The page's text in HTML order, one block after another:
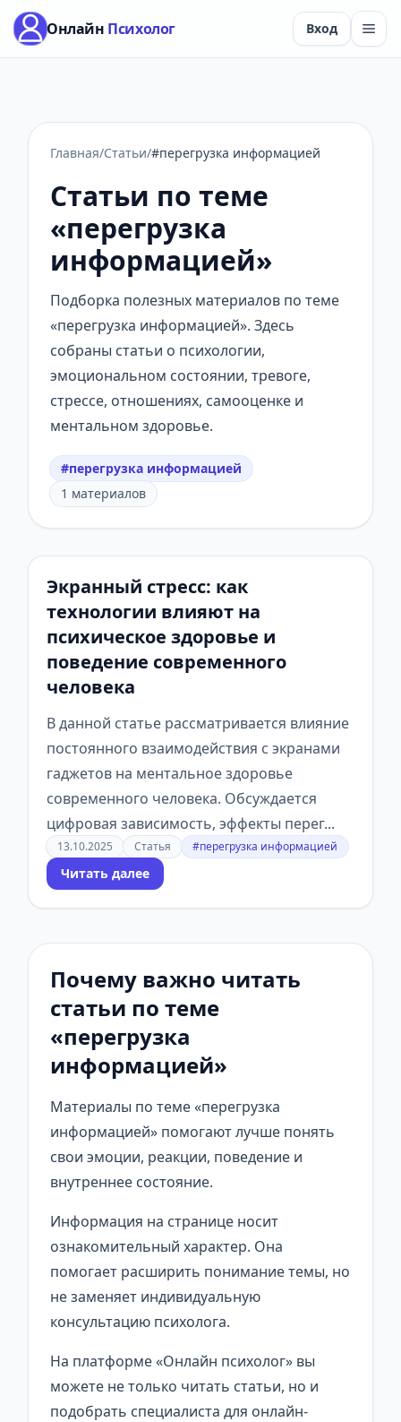
Онлайн Психолог Вход
Главная/Статьи/#перегрузка информацией
Статьи по теме
«перегрузка
информацией»
Подборка полезных материалов по теме
«перегрузка информацией». Здесь
собраны статьи о психологии,
эмоциональном состоянии, тревоге,
стрессе, отношениях, самооценке и
ментальном здоровье.
#перегрузка информацией
1 материалов
Экранный стресс: как
технологии влияют на
психическое здоровье и
поведение современного
человека
В данной статье рассматривается влияние
постоянного взаимодействия с экранами
гаджетов на ментальное здоровье
современного человека. Обсуждается
цифровая зависимость, эффекты перег...
13.10.2025 Статья #перегрузка информацией
Читать далее
Почему важно читать
статьи по теме
«перегрузка
информацией»
Материалы по теме «перегрузка
информацией» помогают лучше понять
свои эмоции, реакции, поведение и
внутреннее состояние.
Информация на странице носит
ознакомительный характер. Она
помогает расширить понимание темы, но
не заменяет индивидуальную
консультацию психолога.
На платформе «Онлайн психолог» вы
можете не только читать статьи, но и
подобрать специалиста для онлайн-